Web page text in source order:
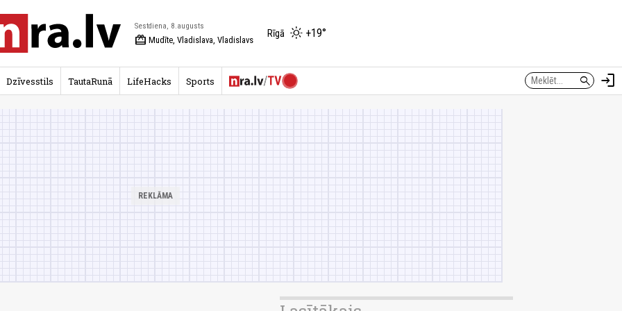
Sestdiena, 8.augusts
redeem Mudīte, Vladislava, Vladislavs
Rīgā +19°
search login
Dzīvesstils TautaRunā LifeHacks Sports